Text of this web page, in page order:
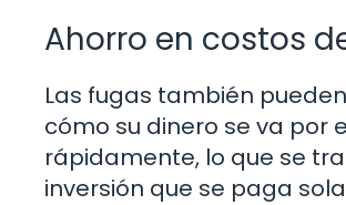
Ahorro en costos
Las fugas también
cómo su dinero se va por
rápidamente, lo que se
inversión que se paga